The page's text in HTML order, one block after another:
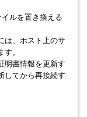
を置き換える
は、ホスト上のサ
。
書情報を更新す
てから再接続す